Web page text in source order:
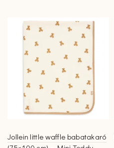
Jollein little waffle babatakaró